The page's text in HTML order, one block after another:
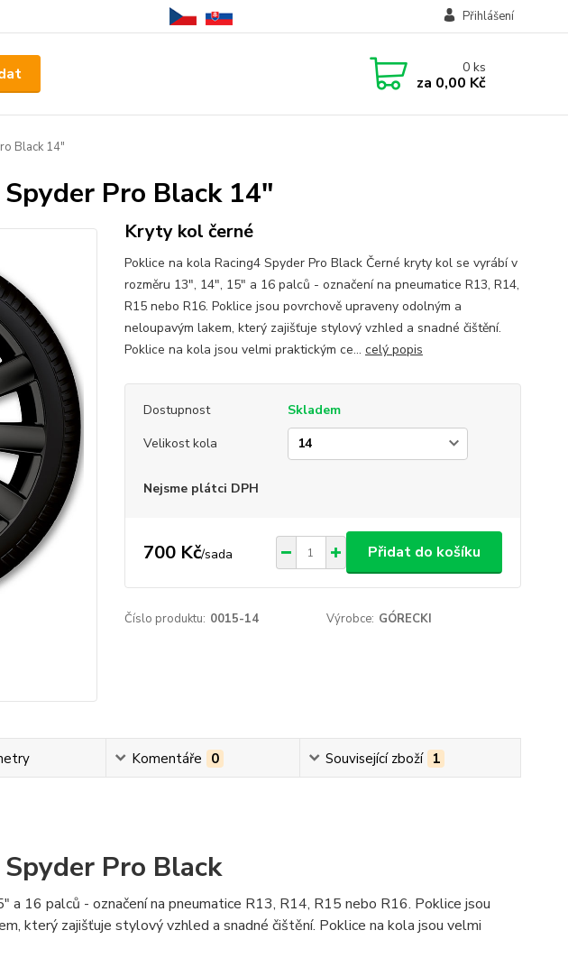
Přihlášení
0ks
za 0,00 Kč
Black 14"
Pro Black 14"
Kryty kol černé
Poklice na kola Racing4 Spyder Pro Black Černé kryty kol se vyrábí v
rozměru 13", 14", 15" a 16 palců - označení na pneumatice R13, R14,
R15 nebo R16. Poklice jsou povrchově upraveny odolným a
neloupavým lakem, který zajišťuje stylový vzhled a snadné čištění.
Poklice na kola jsou velmi praktickým ce... celý popis
Dostupnost
Skladem
Velikost kola
Nejsme plátci DPH
700 Kč/sada Přidat do košíku
Číslo produktu: 0015-14 Výrobce: GÓRECKI
Komentáře 0 Související zboží 1
Pro Black
16 palců - označení na pneumatice R13, R14, R15 nebo R16. Poklice jsou
který zajišťuje stylový vzhled a snadné čištění. Poklice na kola jsou velmi